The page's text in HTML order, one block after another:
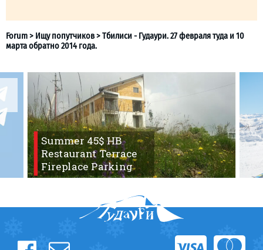
Forum>Ищу попутчиков>Тбилиси - Гудаури. 27
марта обратно 2014 года.
Summer 45$ HB
Restaurant Terrace
Fireplace Parking
LODGING
Cottages
Hotels
% Hot deals
Long term rent
Kazbegi
Other
About Georgia
Visas